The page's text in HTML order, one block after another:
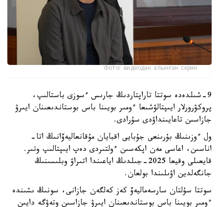
Фото: видеодан алынған скрин
9-شىلدەدە سوتتا تاراپتاردىڭ جارىس ءسوزى باستالىپ،
پروكۋرورلار ايىپتالۋشىعا ءومىر بويىنا باس بوستاندىعىنان ايىرۋ
جازاسىن تاعايىنداۋدى سۇرادى.
ول ءوزىنىڭ بۇرىنعى جۇبايى اقبايان مۇقانعاليەۆانىڭ اتا-
اناسىن، اعاسى مەن اپكەسىن ءولتىردى دەپ ايىپتالىپ وتىر.
قايعىلى وقيعا 2025-جىلدىڭ اياعىندا اتىراۋ وبلىسىنىڭ
جانگەلدين اۋىلىندا بولعان.
سوتتا سۇلتان سارسەماليەۆ كەز كەلگەن جازانى، سونىڭ ىشىندە
ءومىر بويىنا باس بوستاندىعىنان ايىرۋ جازاسىن وتەۋگە دايىن